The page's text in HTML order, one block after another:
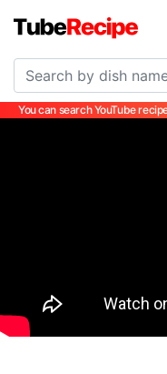
You can search YouTube